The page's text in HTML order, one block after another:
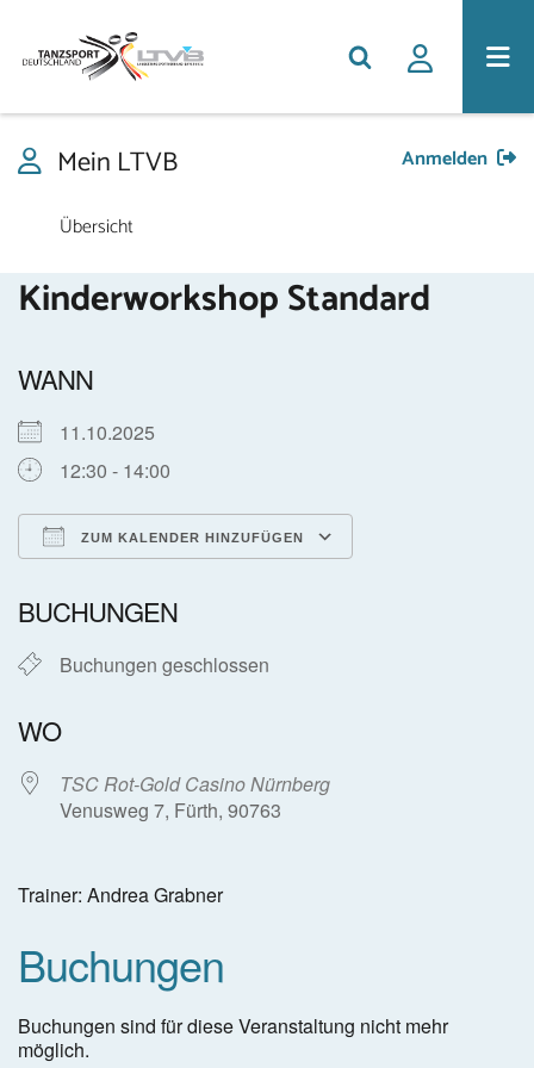
Mein LTVB Anmelden
Übersicht
Kinderworkshop Standard
WANN
11.10.2025
12:30 - 14:00
ZUM KALENDER HINZUFÜGEN
BUCHUNGEN
Buchungen geschlossen
WO
TSC Rot-Gold Casino Nürnberg
Venusweg 7, Fürth, 90763
Trainer: Andrea Grabner
Buchungen
Buchungen sind für diese Veranstaltung nicht mehr
möglich.